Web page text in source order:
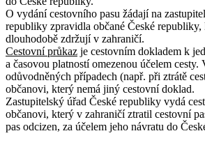
O vydání cestovního pasu žádají na
republiky zpravidla občané České republiky,
dlouhodobě zdržují v zahraničí.
Cestovní průkaz je cestovním dokladem k
a časovou platností omezenou účelem cesty.
odůvodněných případech (např. při ztrátě
občanovi, který nemá jiný cestovní doklad.
Zastupitelský úřad České republiky vydá
občanovi, který v zahraničí ztratil cestovní
pas odcizen, za účelem jeho návratu do